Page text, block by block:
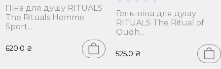
Піна для душу RITUALS
The Rituals Homme
Sport...
620.0 ₴
Гель-піна для душу
RITUALS The Ritual of
Oudh...
525.0 ₴